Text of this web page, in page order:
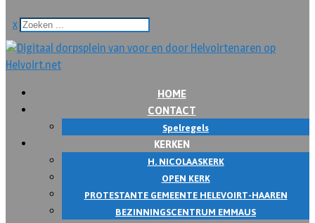
x
HOME
CONTACT
Spelregels
KERKEN
H. NICOLAASKERK
OPEN KERK
PROTESTANTE GEMEENTE HELEVOIRT-HAAREN
BEZINNINGSCENTRUM EMMAUS